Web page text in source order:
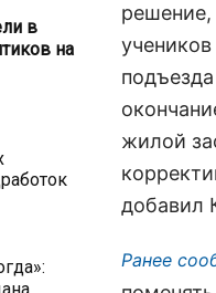
в
на
жилой
добавил
Ранее